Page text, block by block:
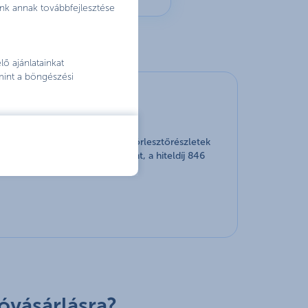
annak továbbfejlesztése
ajánlatainkat
a böngészési
futamidővel (ami egyenlő a törlesztőrészletek
összeg 3 846 060 forint, a hiteldíj 846